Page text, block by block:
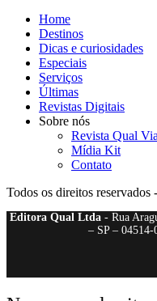
Home
Destinos
Dicas e curiosidades
Especiais
Serviços
Últimas
Revistas Digitais
Sobre nós
Revista Qual
Mídia Kit
Contato
Todos os direitos reservados
Editora Qual Ltda- Rua
– SP –